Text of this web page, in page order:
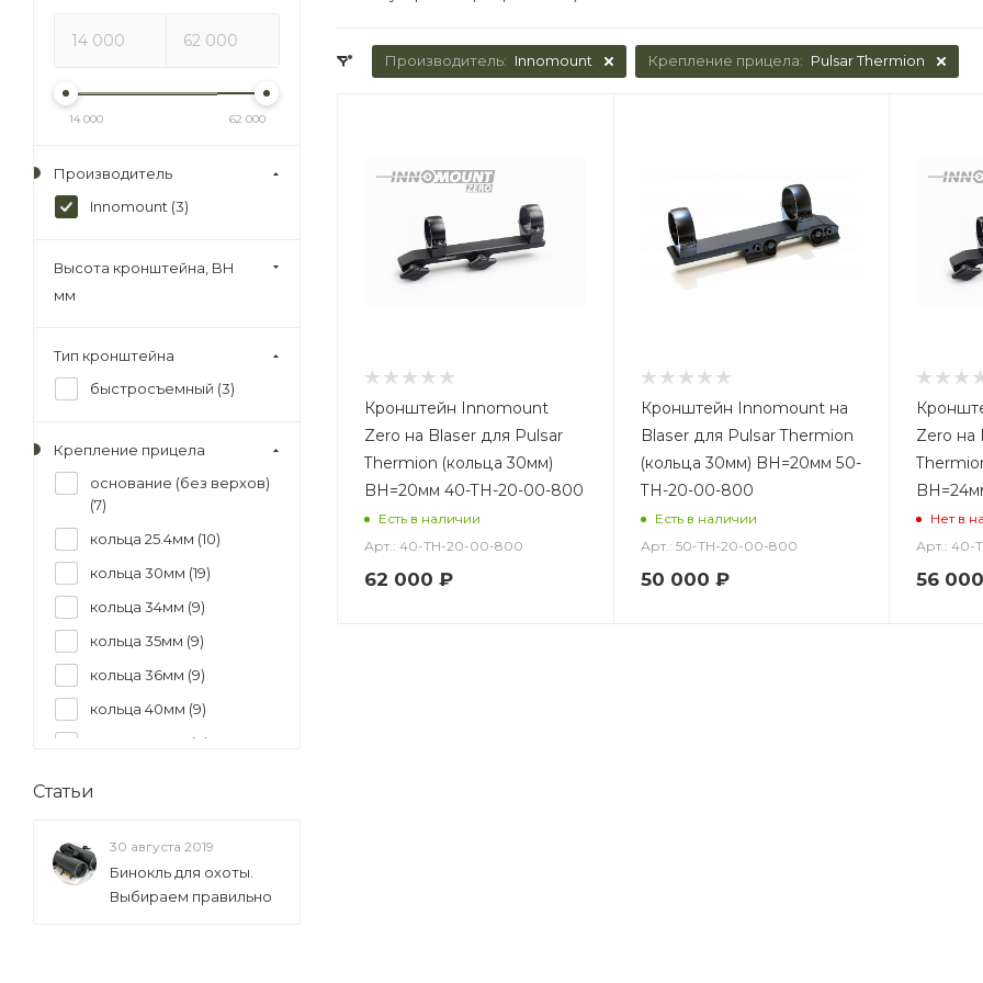
Производитель: Innomount Крепление прицела: Pulsar Thermion
Кронштейн Innomount
Zero на Blaser для Pulsar
Thermion (кольца 30мм)
BH=20мм 40-TH-20-00-800
Есть в наличии
Арт.: 40-TH-20-00-800
62 000 ₽
Кронштейн Innomount на
Blaser для Pulsar Thermion
(кольца 30мм) BH=20мм 50-
TH-20-00-800
Есть в наличии
Арт.: 50-TH-20-00-800
50 000 ₽
Zero на
Нет в
Арт.: 40-
56 000
14 000 62 000
Производитель
Innomount (3)
Высота кронштейна, BH
мм
Тип кронштейна
быстросъемный (3)
Крепление прицела
основание (без верхов)
(7)
кольца 25.4мм (10)
кольца 30мм (19)
кольца 34мм (9)
кольца 35мм (9)
кольца 36мм (9)
кольца 40мм (9)
шина Weaver ( )
шина S&B (1)
Aimpoint Acro ( )
Статьи
30 августа 2019
Бинокль для охоты.
Выбираем правильно